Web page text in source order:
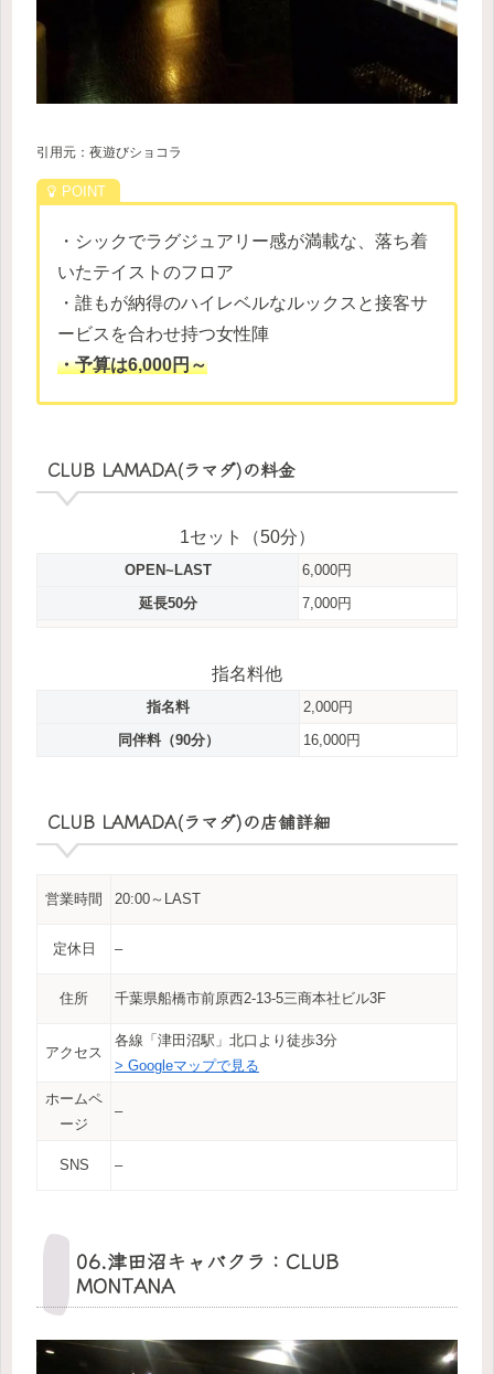
引用元：夜遊びショコラ
・シックでラグジュアリー感が満載な、落ち着
いたテイストのフロア
・誰もが納得のハイレベルなルックスと接客サ
ービスを合わせ持つ女性陣
・予算は6,000円～
CLUB LAMADA(ラマダ)の料金
1セット（50分）
OPEN~LAST
6,000円
延長50分
7,000円
指名料他
指名料
2,000円
同伴料（90分）
16,000円
CLUB LAMADA(ラマダ)の店舗詳細
営業時間 20:00～LAST
定休日 –
住所 千葉県船橋市前原西2-13-5三商本社ビル3F
アクセス
各線「津田沼駅」北口より徒歩3分
> Googleマップで見る
ホームペ
ージ
–
SNS –
06.津田沼キャバクラ：CLUB
MONTANA